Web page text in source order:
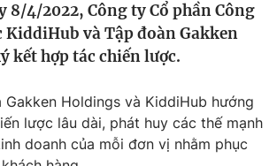
tế
8/4/2022, Công ty Cổ phần Công
KiddiHub và Tập đoàn Gakken
kết hợp tác chiến lược.
Holdings và KiddiHub hướng
lược lâu dài, phát huy các thế mạnh
doanh của mỗi đơn vị nhằm phục